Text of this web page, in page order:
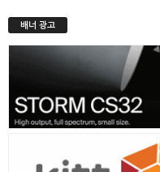
배너 광고